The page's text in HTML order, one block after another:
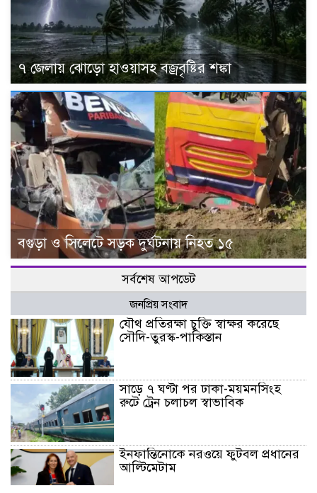
৭ জেলায় ঝোড়ো হাওয়াসহ বজ্রবৃষ্টির শঙ্কা
বগুড়া ও সিলেটে সড়ক দুর্ঘটনায় নিহত ১৫
সর্বশেষ আপডেট
জনপ্রিয় সংবাদ
যৌথ প্রতিরক্ষা চুক্তি স্বাক্ষর করেছে
সৌদি-তুরস্ক-পাকিস্তান
সাড়ে ৭ ঘণ্টা পর ঢাকা-ময়মনসিংহ
রুটে ট্রেন চলাচল স্বাভাবিক
ইনফান্তিনোকে নরওয়ে ফুটবল প্রধানের
আল্টিমেটাম